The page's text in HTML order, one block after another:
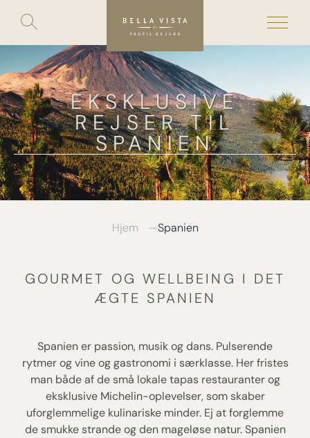
Skip
content
Toggle
search
EKSKLUSIVE
REJSER TIL
SPANIEN
Hjem Spanien
GOURMET OG WELLBEING I DET
ÆGTE SPANIEN
Spanien er passion, musik og dans. Pulserende
rytmer og vine og gastronomi i særklasse. Her fristes
man både af de små lokale tapas restauranter og
eksklusive Michelin-oplevelser, som skaber
uforglemmelige kulinariske minder. Ej at forglemme
de smukke strande og den mageløse natur. Spanien